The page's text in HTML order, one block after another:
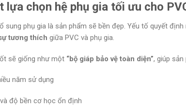
lựa chọn hệ phụ gia tối ưu cho
sung phụ gia là sản phẩm sẽ bền đẹp. Yếu tố quyết định
tương thích giữa PVC và phụ gia.
sẽ giống như một “bộ giáp bảo vệ toàn diện”, giúp sản
năm sử dụng
độ bền cơ học ổn định